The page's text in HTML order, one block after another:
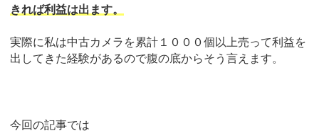
きれば利益は出ます。
実際に私は中古カメラを累計１０００個以上売って利益を
出してきた経験があるので腹の底からそう言えます。
今回の記事では